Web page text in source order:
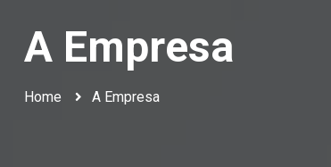
A Empresa
Home A Empresa